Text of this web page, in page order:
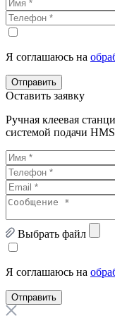
Я соглашаюсь на
Отправить
Оставить заявку
Ручная клеевая
системой подачи
Выбрать файл
Я соглашаюсь на
Отправить